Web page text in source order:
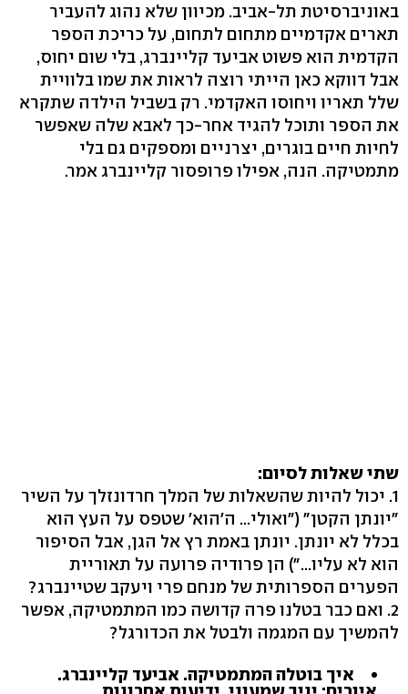
באוניברסיטת תל-אביב. מכיוון שלא נהוג להעביר
תארים אקדמיים מתחום לתחום, על כריכת הספר
הקדמית הוא פשוט אביעד קליינברג, בלי שום יחוס,
אבל דווקא כאן הייתי רוצה לראות את שמו בלוויית
שלל תאריו ויחוסו האקדמי. רק בשביל הילדה שתקרא
את הספר ותוכל להגיד אחר-כך לאבא שלה שאפשר
לחיות חיים בוגרים, יצרניים ומספקים גם בלי
מתמטיקה. הנה, אפילו פרופסור קליינברג אמר.
שתי שאלות לסיום:
1. יכול להיות שהשאלות של המלך חרדונזלך על השיר
"יונתן הקטן" ("ואולי... ה'הוא' שטפס על העץ הוא
בכלל לא יונתן. יונתן באמת רץ אל הגן, אבל הסיפור
הוא לא עליו...") הן פרודיה פרועה על תאוריית
הפערים הספרותית של מנחם פרי ויעקב שטיינברג?
2. ואם כבר בטלנו פרה קדושה כמו המתמטיקה, אפשר
להמשיך עם המגמה ולבטל את הכדורגל?
איך בוטלה המתמטיקה. אביעד קליינברג.